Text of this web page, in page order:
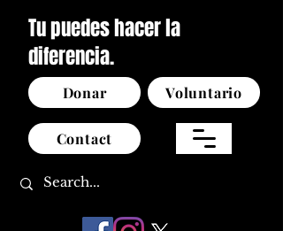
Tu puedes hacer la
diferencia.
Donar
Contact
Voluntario